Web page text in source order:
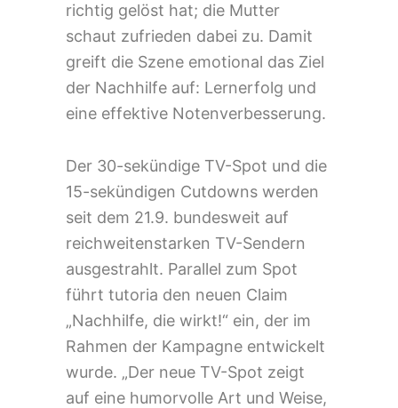
richtig gelöst hat; die Mutter
schaut zufrieden dabei zu. Damit
greift die Szene emotional das Ziel
der Nachhilfe auf: Lernerfolg und
eine effektive Notenverbesserung.
Der 30-sekündige TV-Spot und die
15-sekündigen Cutdowns werden
seit dem 21.9. bundesweit auf
reichweitenstarken TV-Sendern
ausgestrahlt. Parallel zum Spot
führt tutoria den neuen Claim
„Nachhilfe, die wirkt!“ ein, der im
Rahmen der Kampagne entwickelt
wurde. „Der neue TV-Spot zeigt
auf eine humorvolle Art und Weise,